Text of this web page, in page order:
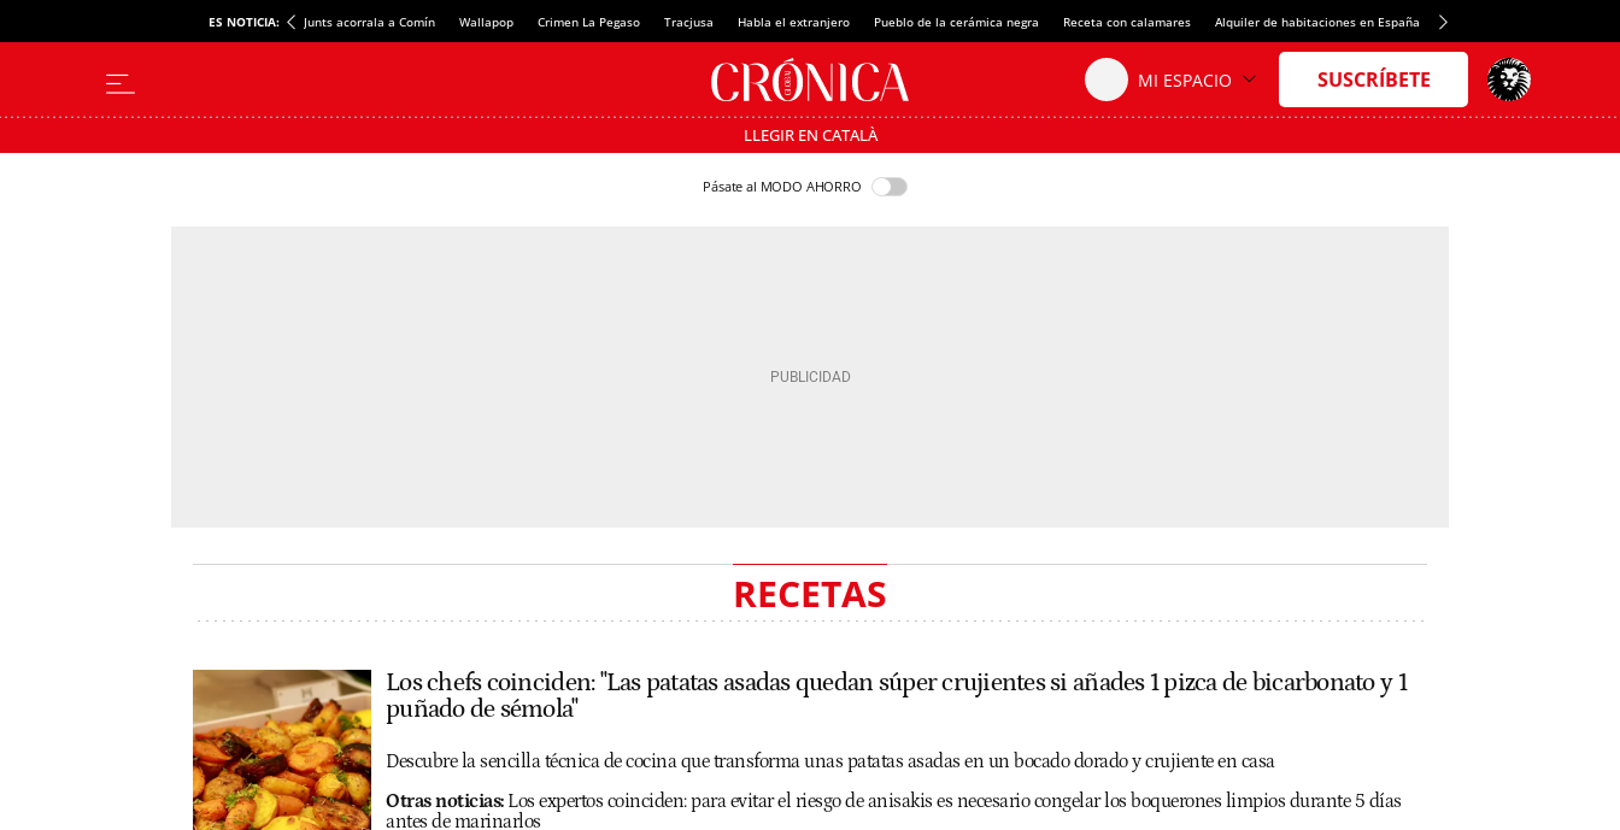
ES NOTICIA: Junts acorrala a Comín Wallapop Crimen La Pegaso Tracjusa Habla el extranjero Pueblo de la cerámica negra Receta con calamares Alquiler de habitaciones en España Crédito del Spotify Camp Nou
LLEGIR EN CATALÀ
Pásate al MODO AHORRO
RECETAS
Los chefs coinciden: "Las patatas asadas quedan súper crujientes si añades 1 pizca de bicarbonato y 1
puñado de sémola"
Descubre la sencilla técnica de cocina que transforma unas patatas asadas en un bocado dorado y crujiente en casa
Otras noticias:Los expertos coinciden: para evitar el riesgo de anisakis es necesario congelar los boquerones limpios durante 5 días
antes de marinarlos